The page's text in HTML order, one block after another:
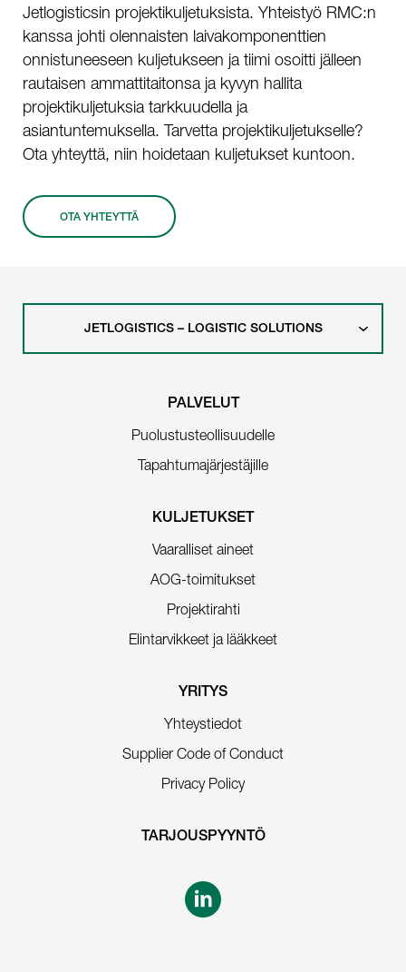
Jetlogisticsin projektikuljetuksista. Yhteistyö RMC:n
kanssa johti olennaisten laivakomponenttien
onnistuneeseen kuljetukseen ja tiimi osoitti jälleen
rautaisen ammattitaitonsa ja kyvyn hallita
projektikuljetuksia tarkkuudella ja
asiantuntemuksella. Tarvetta projektikuljetukselle?
Ota yhteyttä, niin hoidetaan kuljetukset kuntoon.
OTA YHTEYTTÄ
JETLOGISTICS – LOGISTIC SOLUTIONS
PALVELUT
Puolustusteollisuudelle
Tapahtumajärjestäjille
KULJETUKSET
Vaaralliset aineet
AOG-toimitukset
Projektirahti
Elintarvikkeet ja lääkkeet
YRITYS
Yhteystiedot
Supplier Code of Conduct
Privacy Policy
TARJOUSPYYNTÖ